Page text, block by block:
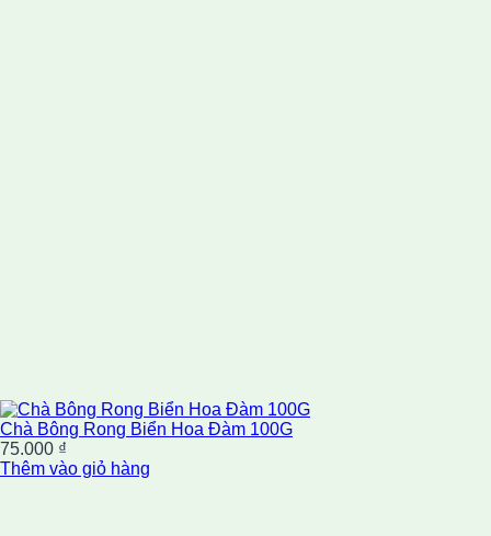
Chà Bông Rong Biển Hoa Đàm 100G
75.000 ₫
Thêm vào giỏ hàng